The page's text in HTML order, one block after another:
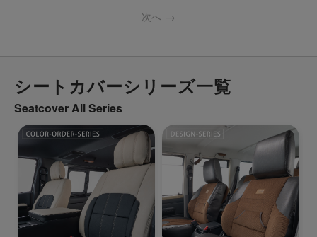
次へ
シートカバーシリーズ一覧
Seatcover All Series